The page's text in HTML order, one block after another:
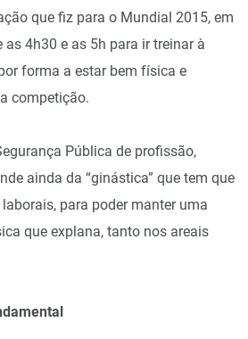
que fiz para o Mundial 2015, em
as 4h30 e as 5h para ir treinar à
forma a estar bem física e
competição.
Pública de profissão,
ainda da “ginástica” que tem que
para poder manter uma
que explana, tanto nos areais